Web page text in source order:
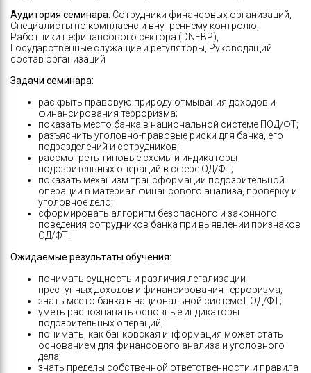
Аудитория семинара: Сотрудники финансовых организаций,
Специалисты по комплаенс и внутреннему контролю,
Работники нефинансового сектора (DNFBP),
Государственные служащие и регуляторы, Руководящий
состав организаций
Задачи семинара:
раскрыть правовую природу отмывания доходов и
финансирования терроризма;
показать место банка в национальной системе ПОД/ФТ;
разъяснить уголовно-правовые риски для банка, его
подразделений и сотрудников;
рассмотреть типовые схемы и индикаторы
подозрительных операций в сфере ОД/ФТ;
показать механизм трансформации подозрительной
операции в материал финансового анализа, проверку и
уголовное дело;
сформировать алгоритм безопасного и законного
поведения сотрудников банка при выявлении признаков
ОД/ФТ.
Ожидаемые результаты обучения:
понимать сущность и различия легализации
преступных доходов и финансирования терроризма;
знать место банка в национальной системе ПОД/ФТ;
уметь распознавать основные индикаторы
подозрительных операций;
понимать, как банковская информация может стать
основанием для финансового анализа и уголовного
дела;
знать пределы собственной ответственности и правила